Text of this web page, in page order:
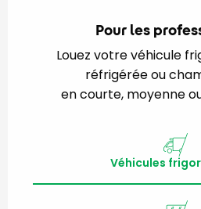
Pour les
Louez votre véhicule
réfrigérée ou
en courte, moyenne
Véhicules